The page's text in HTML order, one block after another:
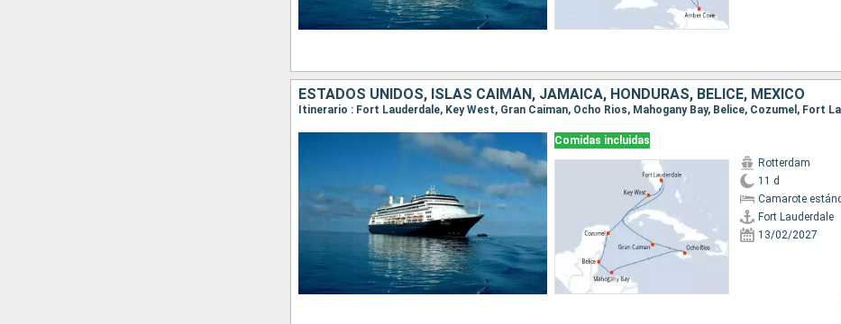
ESTADOS UNIDOS, ISLAS CAIMÁN, JAMAICA, HONDURAS, BELICE, MÉXICO
Comidas incluidas
Rotterdam
11 d
Camarote
Fort Lauderdale
13/02/2027